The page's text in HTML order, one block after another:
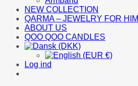
NEW COLLECTION
QARMA – JEWELRY FOR HIM
ABOUT US
QOO QOO CANDLES
Log ind